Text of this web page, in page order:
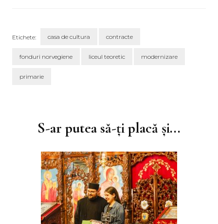
Etichete: casa de cultura contracte
fonduri norvegiene liceul teoretic modernizare
primarie
articoleS-ar putea să-ți placă și...